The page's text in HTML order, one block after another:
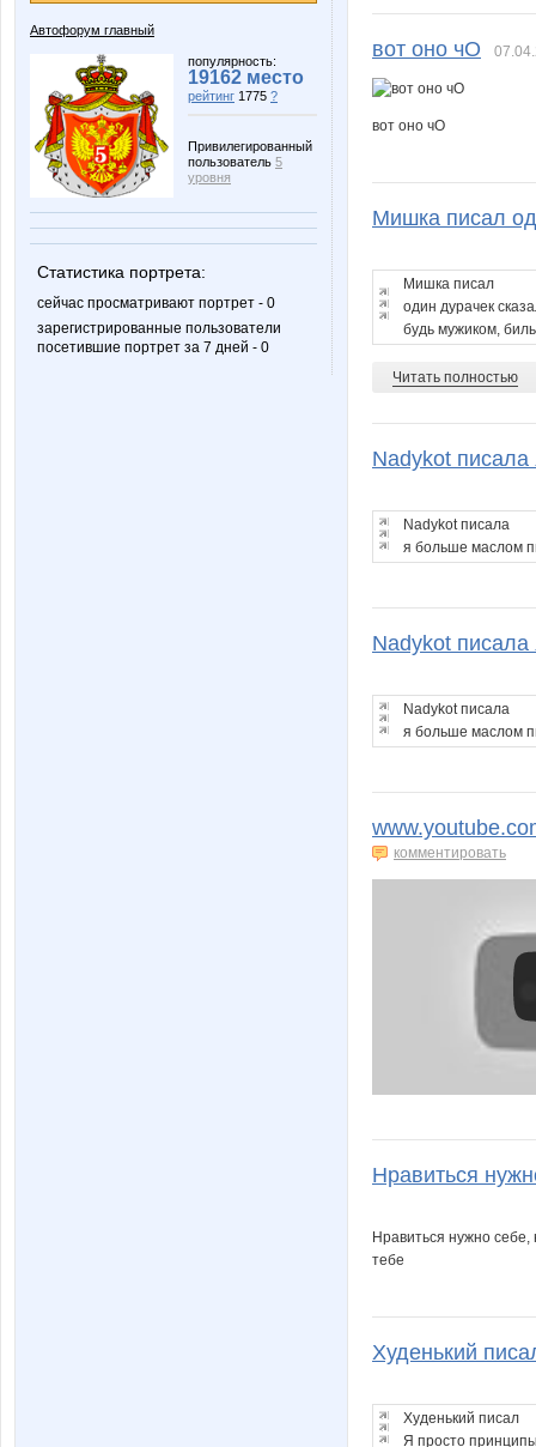
Автофорум главный
популярность:
19162 место
рейтинг 1775 ?
Привилегированный
пользователь 5
уровня
Статистика портрета:
сейчас просматривают портрет - 0
зарегистрированные пользователи
посетившие портрет за 7 дней - 0
вот оно чО
вот оно чО
Мишка писал
Мишка писал
один дурачек
будь мужиком,
Читать полностью
Nadykot
Nadykot писала
я больше маслом
Nadykot
Nadykot писала
я больше маслом
комментировать
Нравиться
Нравиться нужно себе,
тебе
Худенький
Худенький писал
Я просто